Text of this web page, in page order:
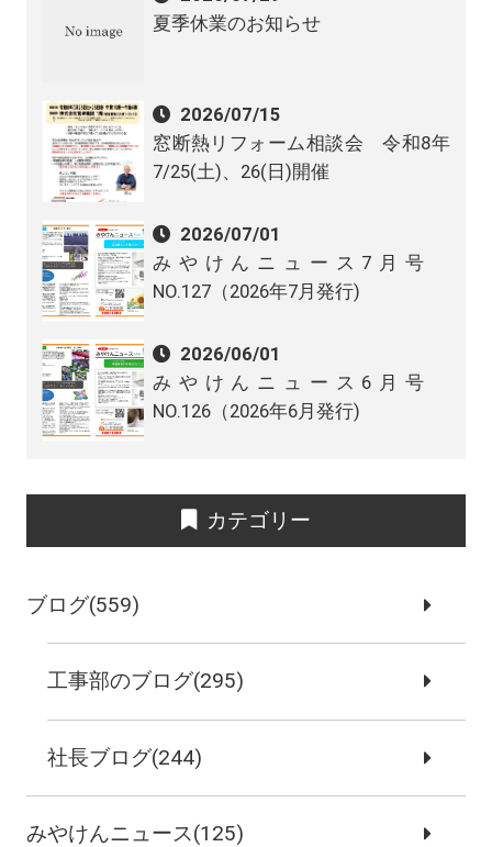
夏季休業のお知らせ
2026/07/15
窓断熱リフォーム相談会 令和8年
7/25(土)、26(日)開催
2026/07/01
みやけんニュース7月号
NO.127（2026年7月発行)
2026/06/01
みやけんニュース6月号
NO.126（2026年6月発行)
カテゴリー
ブログ(559)
工事部のブログ(295)
社長ブログ(244)
みやけんニュース(125)